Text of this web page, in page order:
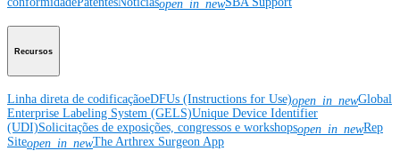
open_in_new
Recursos
Linha direta de codificaçãoeDFUs (Instructions for Use)open_in_newGlobal
Enterprise Labeling System (GELS)Unique Device Identifier
(UDI)Solicitações de exposições, congressos e workshopsopen_in_newRep
Siteopen_in_newThe Arthrex Surgeon App